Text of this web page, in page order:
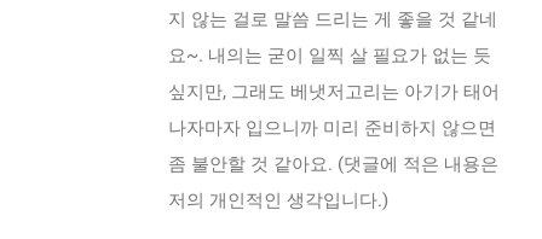
지 않는 걸로 말씀 드리는 게 좋을 것 같네
요~. 내의는 굳이 일찍 살 필요가 없는 듯
싶지만, 그래도 베냇저고리는 아기가 태어
나자마자 입으니까 미리 준비하지 않으면
좀 불안할 것 같아요. (댓글에 적은 내용은
저의 개인적인 생각입니다.)